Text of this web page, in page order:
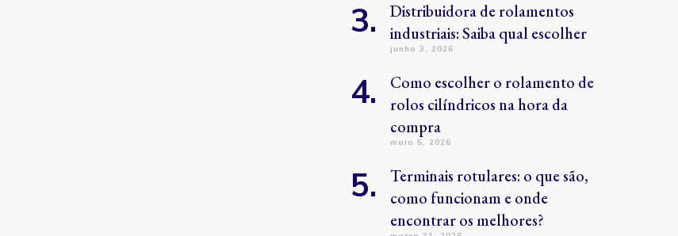
Distribuidora de rolamentos
industriais: Saiba qual escolher
junho 3, 2026
Como escolher o rolamento de
rolos cilíndricos na hora da
compra
maio 5, 2026
Terminais rotulares: o que são,
como funcionam e onde
encontrar os melhores?